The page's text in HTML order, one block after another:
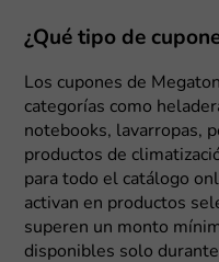
¿Qué tipo de
Los cupones de
categorías como
notebooks, lavarropas,
productos de
para todo el catálogo
activan en productos
superen un monto
disponibles solo